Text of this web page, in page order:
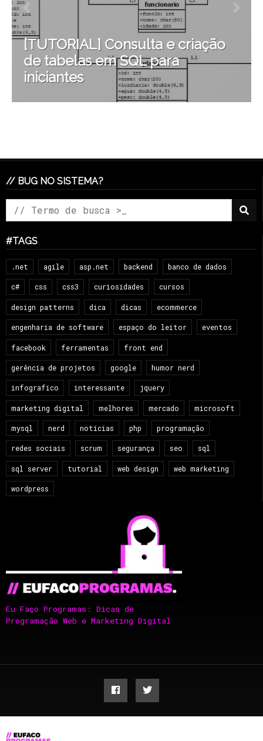
[TUTORIAL] Consulta e criação
de tabelas em SQL para
iniciantes
// BUG NO SISTEMA?
#TAGS
.net agile asp.net backend banco de dados
c# css css3 curiosidades cursos
design patterns dica dicas ecommerce
engenharia de software espaço do leitor eventos
facebook ferramentas front end
gerência de projetos google humor nerd
infografico interessante jquery
marketing digital melhores mercado microsoft
mysql nerd notícias php programação
redes sociais scrum segurança seo sql
sql server tutorial web design web marketing
wordpress
Eu Faço Programas: Dicas de
Programação Web e Marketing Digital